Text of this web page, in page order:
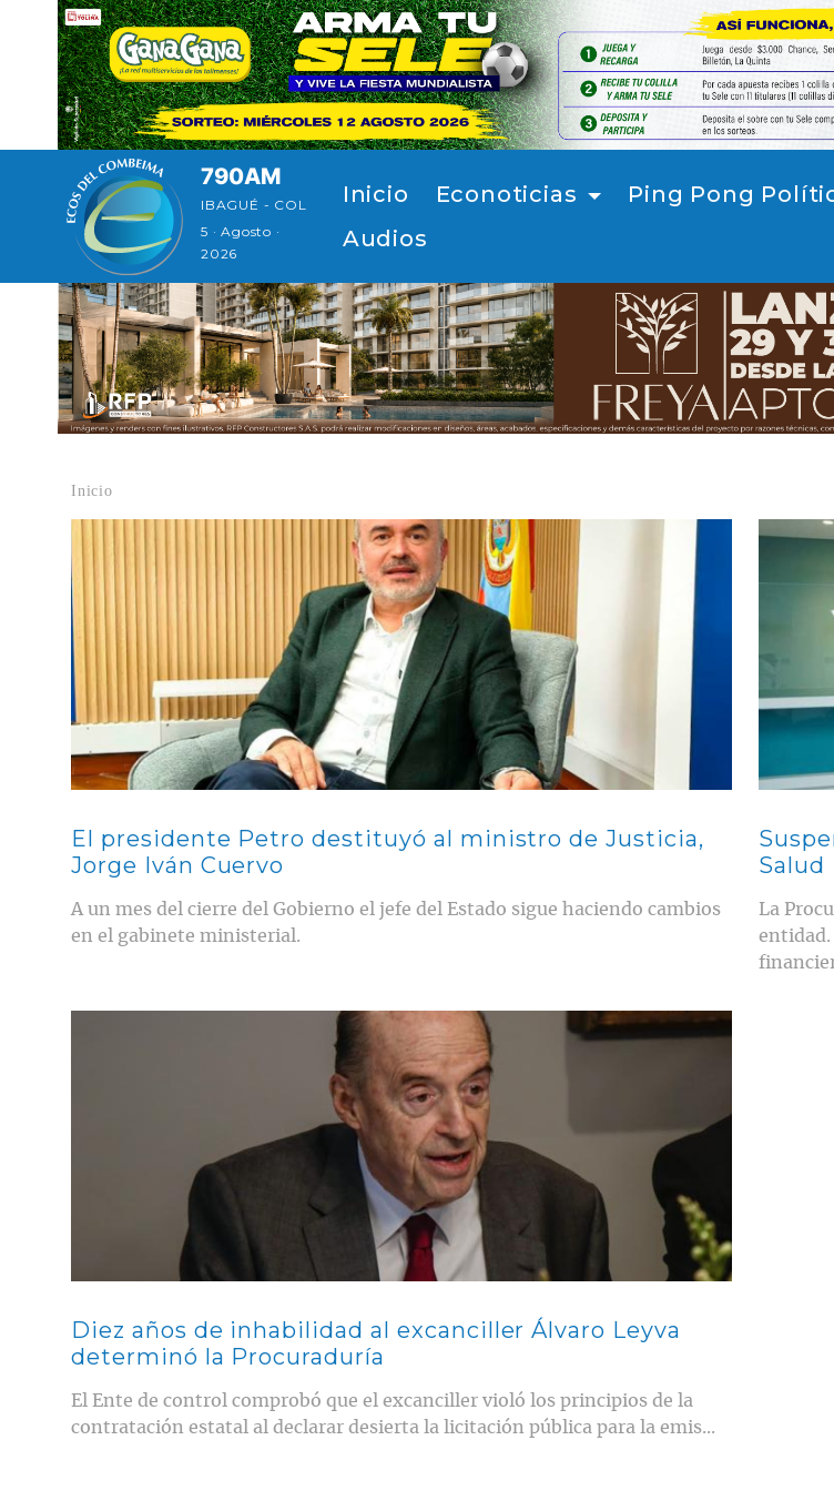
Pasar al contenido principal
790AM
IBAGUÉ - COL
5 · Agosto ·
2026
Inicio Econoticias Ping Pong
Audios
Inicio
Contenido multimedia principal
El presidente Petro destituyó al ministro de Justicia,
Jorge Iván Cuervo
A un mes del cierre del Gobierno el jefe del Estado sigue haciendo cambios
en el gabinete ministerial.
Salud
La
entidad.
Diez años de inhabilidad al excanciller Álvaro Leyva
determinó la Procuraduría
El Ente de control comprobó que el excanciller violó los principios de la
contratación estatal al declarar desierta la licitación pública para la emis...